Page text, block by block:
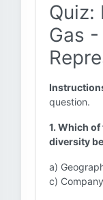
Quiz:
Gas
question.
1. Which
diversity
a)
c)